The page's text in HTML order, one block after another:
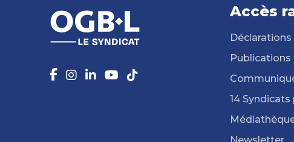
Accès
Déclarations
Publications
14